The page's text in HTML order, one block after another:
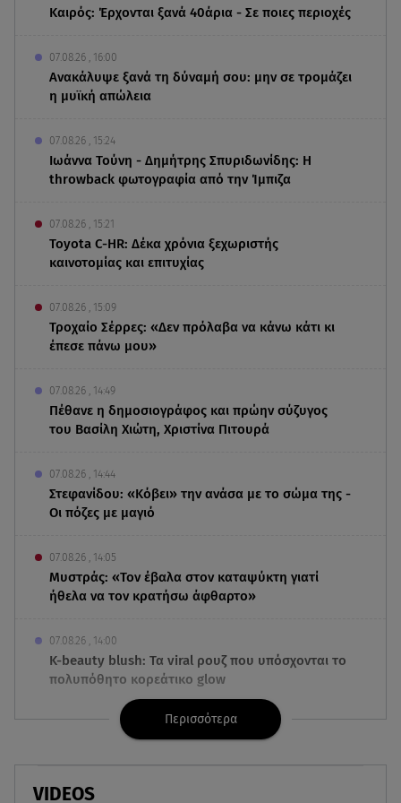
Καιρός: Έρχονται ξανά 40άρια - Σε ποιες περιοχές
07.08.26 , 16:00
Ανακάλυψε ξανά τη δύναμή σου: μην σε τρομάζει
η μυϊκή απώλεια
07.08.26 , 15:24
Ιωάννα Τούνη - Δημήτρης Σπυριδωνίδης: Η
throwback φωτογραφία από την Ίμπιζα
07.08.26 , 15:21
Toyota C-HR: Δέκα χρόνια ξεχωριστής
καινοτομίας και επιτυχίας
07.08.26 , 15:09
Τροχαίο Σέρρες: «Δεν πρόλαβα να κάνω κάτι κι
έπεσε πάνω μου»
07.08.26 , 14:49
Πέθανε η δημοσιογράφος και πρώην σύζυγος
του Βασίλη Χιώτη, Χριστίνα Πιτουρά
07.08.26 , 14:44
Στεφανίδου: «Κόβει» την ανάσα με το σώμα της -
Οι πόζες με μαγιό
07.08.26 , 14:05
Μυστράς: «Τον έβαλα στον καταψύκτη γιατί
ήθελα να τον κρατήσω άφθαρτο»
07.08.26 , 14:00
K-beauty blush: Τα viral ρουζ που υπόσχονται το
πολυπόθητο κορεάτικο glow
07.08.26 , 13:42
Παραλίες: Πάνω από 1.500 έλεγχοι - Στη μάχη
drones και νέες τεχνολογίες
Περισσότερα
VIDEOS